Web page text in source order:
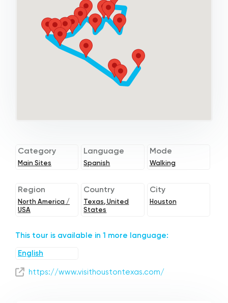
Category
Main Sites
Language
Spanish
Mode
Walking
Region
North America /
USA
Country
Texas, United
States
City
Houston
This tour is available in 1 more language:
English
https://www.visithoustontexas.com/